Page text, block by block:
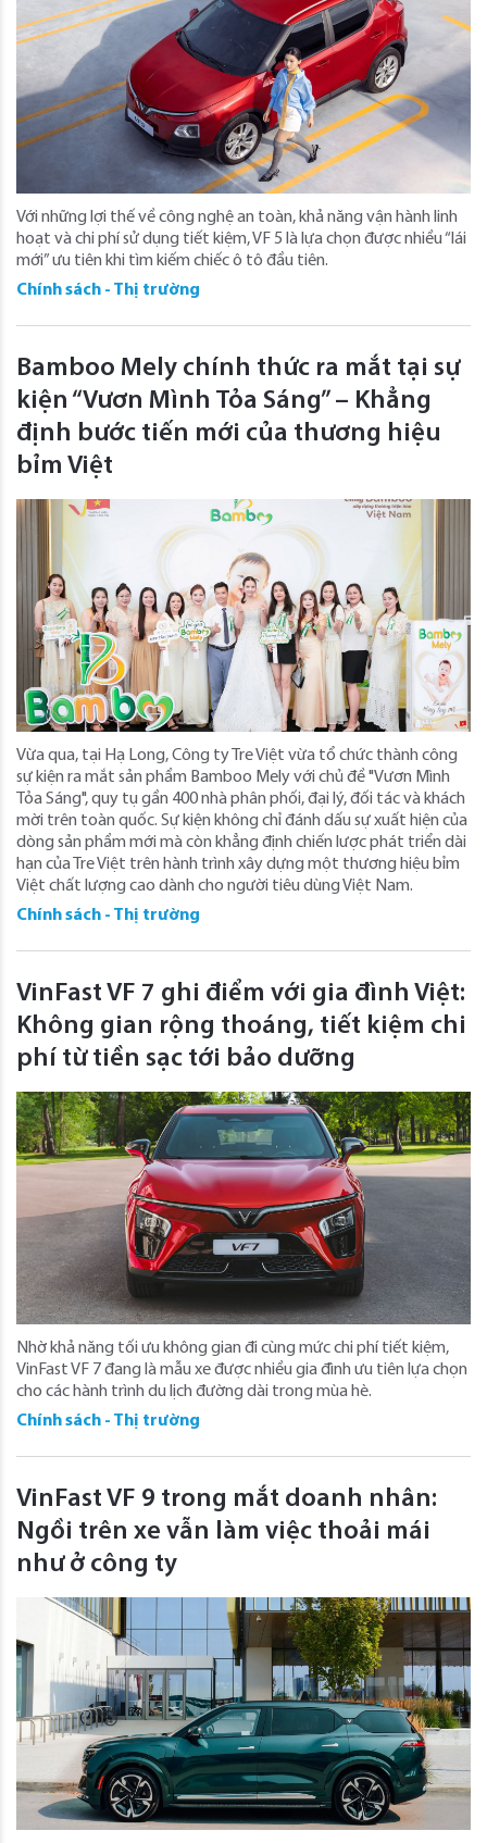
Với những lợi thế về công nghệ an toàn, khả năng vận hành linh
hoạt và chi phí sử dụng tiết kiệm, VF 5 là lựa chọn được nhiều “lái
mới” ưu tiên khi tìm kiếm chiếc ô tô đầu tiên.
Chính sách - Thị trường
Bamboo Mely chính thức ra mắt tại sự
kiện “Vươn Mình Tỏa Sáng” – Khẳng
định bước tiến mới của thương hiệu
bỉm Việt
Vừa qua, tại Hạ Long, Công ty Tre Việt vừa tổ chức thành công
sự kiện ra mắt sản phẩm Bamboo Mely với chủ đề "Vươn Mình
Tỏa Sáng", quy tụ gần 400 nhà phân phối, đại lý, đối tác và khách
mời trên toàn quốc. Sự kiện không chỉ đánh dấu sự xuất hiện của
dòng sản phẩm mới mà còn khẳng định chiến lược phát triển dài
hạn của Tre Việt trên hành trình xây dựng một thương hiệu bỉm
Việt chất lượng cao dành cho người tiêu dùng Việt Nam.
Chính sách - Thị trường
VinFast VF 7 ghi điểm với gia đình Việt:
Không gian rộng thoáng, tiết kiệm chi
phí từ tiền sạc tới bảo dưỡng
Nhờ khả năng tối ưu không gian đi cùng mức chi phí tiết kiệm,
VinFast VF 7 đang là mẫu xe được nhiều gia đình ưu tiên lựa chọn
cho các hành trình du lịch đường dài trong mùa hè.
Chính sách - Thị trường
VinFast VF 9 trong mắt doanh nhân:
Ngồi trên xe vẫn làm việc thoải mái
như ở công ty